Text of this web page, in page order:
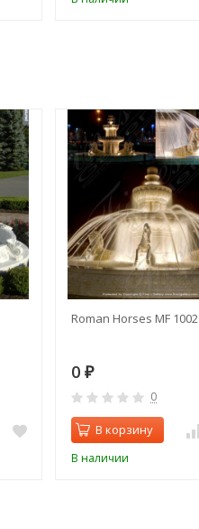
Roman Horses MF 1002
0 ₽
0
В корзину
В наличии